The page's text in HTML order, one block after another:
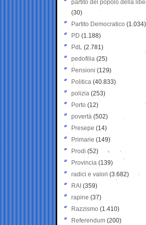
partito del popolo della
(30)
Partito Democratico (1.034)
PD (1.188)
PdL (2.781)
pedofilia (25)
Pensioni (129)
Politica (40.833)
polizia (253)
Porto (12)
povertà (502)
Presepe (14)
Primarie (149)
Prodi (52)
Provincia (139)
radici e valori (3.682)
RAI (359)
rapine (37)
Razzismo (1.410)
Referendum (200)